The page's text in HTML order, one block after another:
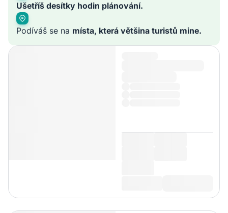
Ušetříš desítky hodin plánování.
Podíváš se na místa, která většina turistů mine.